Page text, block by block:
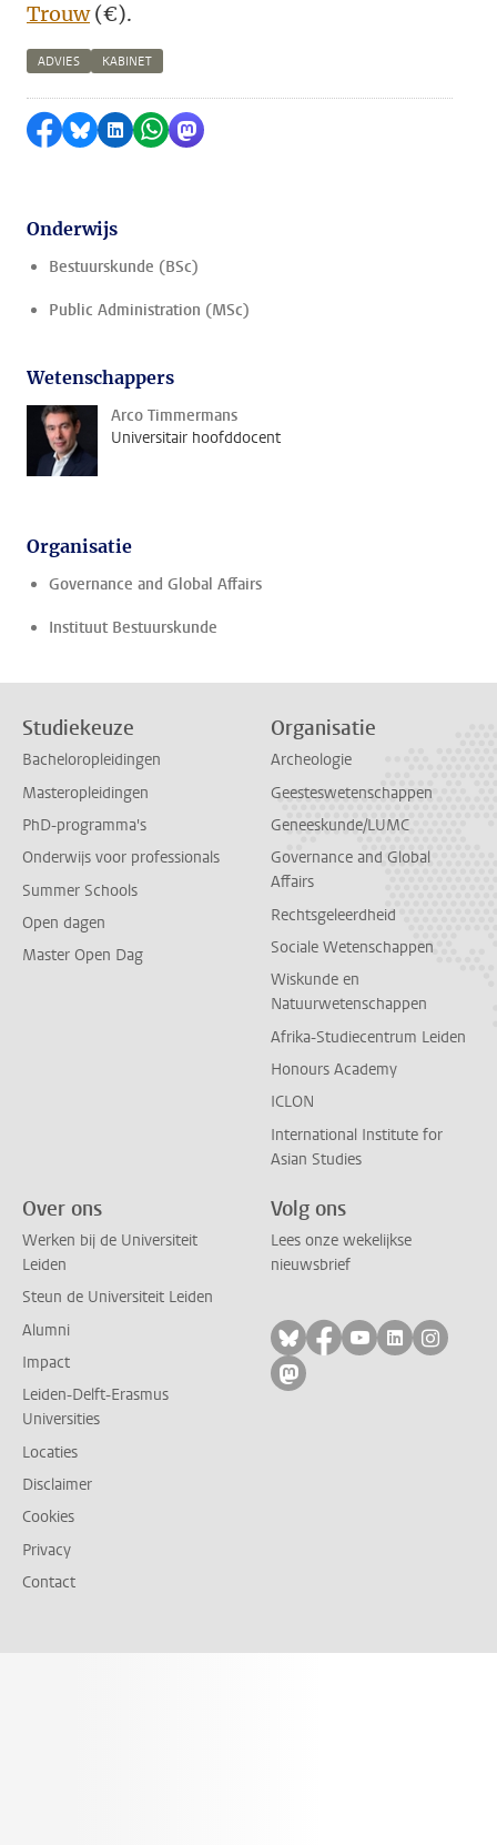
Trouw(€).
ADVIES KABINET
Delen op Facebook
Delen via Bluesky
Delen op LinkedIn
Delen via WhatsApp
Delen via Mastodon
Onderwijs
Bestuurskunde (BSc)
Public Administration (MSc)
Wetenschappers
Arco Timmermans
Universitair hoofddocent
Organisatie
Governance and Global Affairs
Instituut Bestuurskunde
Studiekeuze
Bacheloropleidingen
Masteropleidingen
PhD-programma's
Onderwijs voor professionals
Summer Schools
Open dagen
Master Open Dag
Organisatie
Archeologie
Geesteswetenschappen
Geneeskunde/LUMC
Governance and Global
Affairs
Rechtsgeleerdheid
Sociale Wetenschappen
Wiskunde en
Natuurwetenschappen
Afrika-Studiecentrum Leiden
Honours Academy
ICLON
International Institute for
Asian Studies
Over ons
Werken bij de Universiteit
Leiden
Steun de Universiteit Leiden
Alumni
Impact
Leiden-Delft-Erasmus
Universities
Locaties
Disclaimer
Cookies
Privacy
Contact
Volg ons
Lees onze wekelijkse
nieuwsbrief
Volg ons op bluesky
Volg ons op
Volg ons op
Volg ons
Volg
Volg ons op mastodon